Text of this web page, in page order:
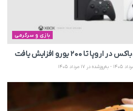
بازی و سرگرمی
۲۰۰ یورو افزایش یافت